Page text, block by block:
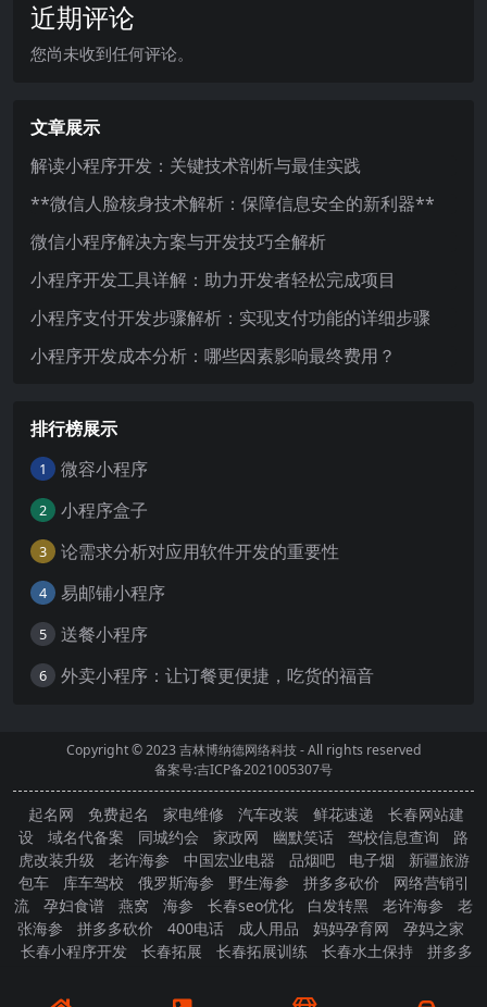
近期评论
您尚未收到任何评论。
文章展示
解读小程序开发：关键技术剖析与最佳实践
**微信人脸核身技术解析：保障信息安全的新利器**
微信小程序解决方案与开发技巧全解析
小程序开发工具详解：助力开发者轻松完成项目
小程序支付开发步骤解析：实现支付功能的详细步骤
小程序开发成本分析：哪些因素影响最终费用？
排行榜展示
1 微容小程序
2 小程序盒子
3 论需求分析对应用软件开发的重要性
4 易邮铺小程序
5 送餐小程序
6 外卖小程序：让订餐更便捷，吃货的福音
Copyright © 2023吉林博纳德网络科技- All rights reserved
备案号:吉ICP备2021005307号
起名网 免费起名 家电维修 汽车改装 鲜花速递
长春网站建
设
域名代备案 同城约会 家政网 幽默笑话 驾校信息查询
路
虎改装升级
老许海参 中国宏业电器 品烟吧 电子烟
新疆旅游
包车
库车驾校 俄罗斯海参 野生海参 拼多多砍价
网络营销引
流
孕妇食谱 燕窝 海参 长春seo优化 白发转黑 老许海参
老
张海参
拼多多砍价 400电话 成人用品 妈妈孕育网
孕妈之家
长春小程序开发
长春拓展 长春拓展训练 长春水土保持
拼多多